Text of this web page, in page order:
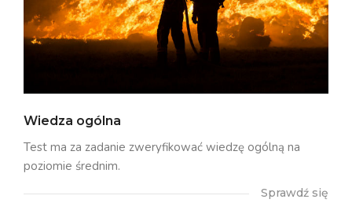
Wiedza ogólna
Test ma za zadanie zweryfikować wiedzę ogólną na
poziomie średnim.
Sprawdź się